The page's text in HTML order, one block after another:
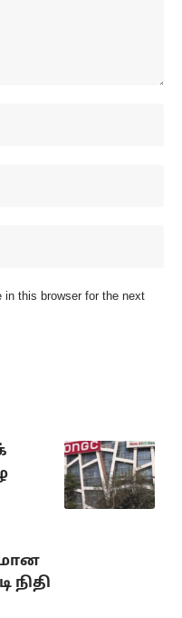
this browser for the next
நிதி